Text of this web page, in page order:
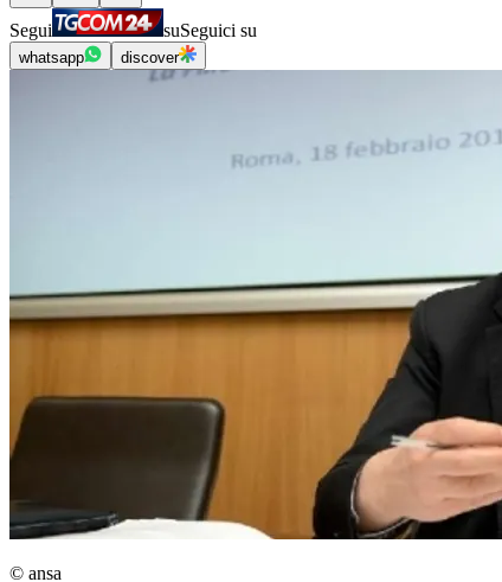
Segui suSeguici su
whatsapp discover
© ansa